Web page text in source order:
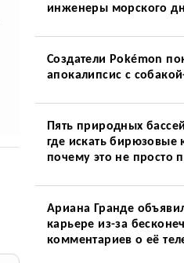
инженеры морского
Создатели Pokémon
апокалипсис с
Пять природных
где искать бирюзовые
почему это не просто
Ариана Гранде
карьере из-за
комментариев о её